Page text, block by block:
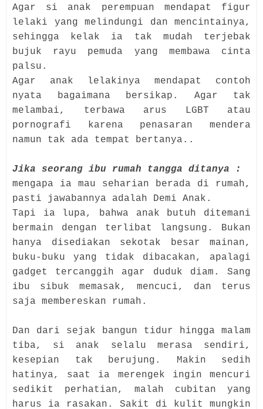
Agar si anak perempuan mendapat figur
lelaki yang melindungi dan mencintainya,
sehingga kelak ia tak mudah terjebak
bujuk rayu pemuda yang membawa cinta
palsu.
Agar anak lelakinya mendapat contoh
nyata bagaimana bersikap. Agar tak
melambai, terbawa arus LGBT atau
pornografi karena penasaran mendera
namun tak ada tempat bertanya..
Jika seorang ibu rumah tangga ditanya :
mengapa ia mau seharian berada di rumah,
pasti jawabannya adalah Demi Anak.
Tapi ia lupa, bahwa anak butuh ditemani
bermain dengan terlibat langsung.
Bukan
hanya disediakan sekotak besar mainan,
buku-buku yang tidak dibacakan, apalagi
gadget tercanggih agar duduk diam. Sang
ibu sibuk memasak, mencuci, dan terus
saja membereskan rumah.
Dan dari sejak bangun tidur hingga malam
tiba, si anak selalu merasa sendiri,
kesepian tak berujung. Makin sedih
hatinya, saat ia merengek ingin mencuri
sedikit perhatian, malah cubitan yang
harus ia rasakan. Sakit di kulit mungkin